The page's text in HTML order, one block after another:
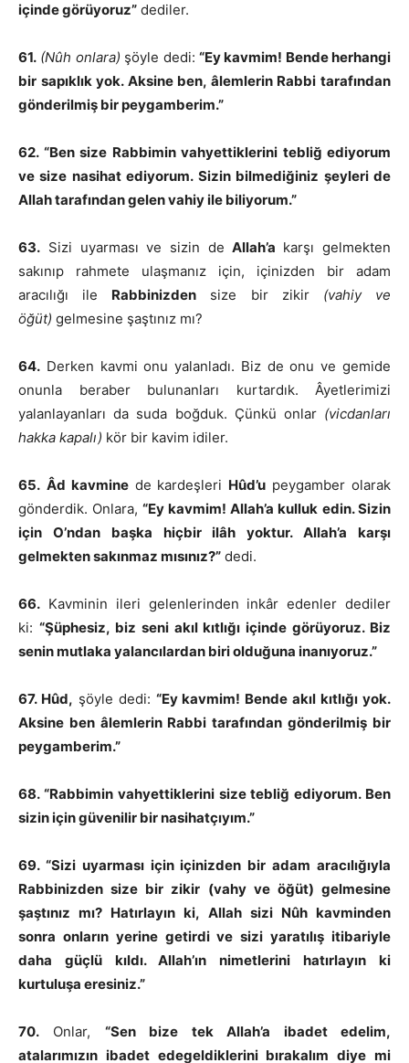
içinde görüyoruz” dediler.
61. (Nûh onlara) şöyle dedi: “Ey kavmim! Bende herhangi
bir sapıklık yok. Aksine ben, âlemlerin Rabbi tarafından
gönderilmiş bir peygamberim.”
62. “Ben size Rabbimin vahyettiklerini tebliğ ediyorum
ve size nasihat ediyorum. Sizin bilmediğiniz şeyleri de
Allah tarafından gelen vahiy ile biliyorum.”
63. Sizi uyarması ve sizin de Allah’a karşı gelmekten
sakınıp rahmete ulaşmanız için, içinizden bir adam
aracılığı ile Rabbinizden size bir zikir(vahiy ve
öğüt) gelmesine şaştınız mı?
64. Derken kavmi onu yalanladı. Biz de onu ve gemide
onunla beraber bulunanları kurtardık. Âyetlerimizi
yalanlayanları da suda boğduk. Çünkü onlar (vicdanları
hakka kapalı) kör bir kavim idiler.
65. Âd kavminede kardeşleri Hûd’u peygamber olarak
gönderdik. Onlara, “Ey kavmim! Allah’a kulluk edin. Sizin
için O’ndan başka hiçbir ilâh yoktur. Allah’a karşı
gelmekten sakınmaz mısınız?” dedi.
66. Kavminin ileri gelenlerinden inkâr edenler dediler
ki: “Şüphesiz, biz seni akıl kıtlığı içinde görüyoruz. Biz
senin mutlaka yalancılardan biri olduğuna inanıyoruz.”
67. Hûd, şöyle dedi: “Ey kavmim! Bende akıl kıtlığı yok.
Aksine ben âlemlerin Rabbi tarafından gönderilmiş bir
peygamberim.”
68. “Rabbimin vahyettiklerini size tebliğ ediyorum. Ben
sizin için güvenilir bir nasihatçıyım.”
69. “Sizi uyarması için içinizden bir adam aracılığıyla
Rabbinizden size bir zikir (vahy ve öğüt) gelmesine
şaştınız mı? Hatırlayın ki, Allah sizi Nûh kavminden
sonra onların yerine getirdi ve sizi yaratılış itibariyle
daha güçlü kıldı. Allah’ın nimetlerini hatırlayın ki
kurtuluşa eresiniz.”
70. Onlar, “Sen bize tek Allah’a ibadet edelim,
atalarımızın ibadet edegeldiklerini bırakalım diye mi